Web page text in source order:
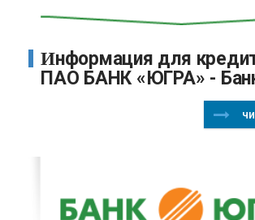
Информация для кредиторов
ПАО БАНК «ЮГРА» -